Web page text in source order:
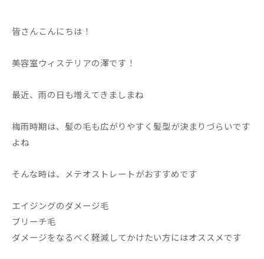
皆さんこんにちは！
美容室ウィステリアの澤です！
最近、雨の日も増えてきましまね
梅雨時期は、髪の毛も広がりやすく髪型が決まりづらいです
よね
そんな時は、メテオストレートがおすすめです
エイジングのダメージ毛
ブリーチ毛
ダメージをなるべく軽減してかけたい方にはオススメです